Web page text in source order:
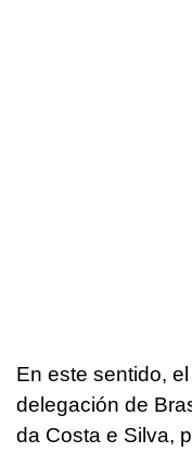
En este sentido,
delegación de
da Costa e Silva,